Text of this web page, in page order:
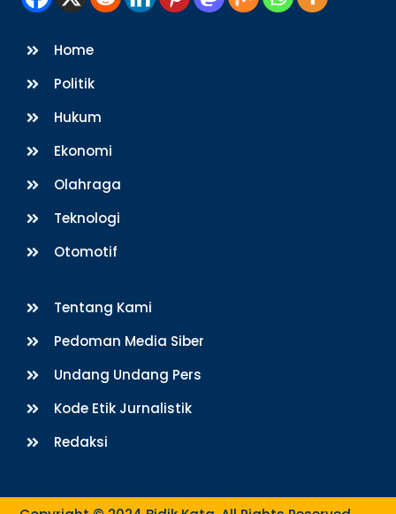
Home
Politik
Hukum
Ekonomi
Olahraga
Teknologi
Otomotif
Tentang Kami
Pedoman Media Siber
Undang Undang Pers
Kode Etik Jurnalistik
Redaksi